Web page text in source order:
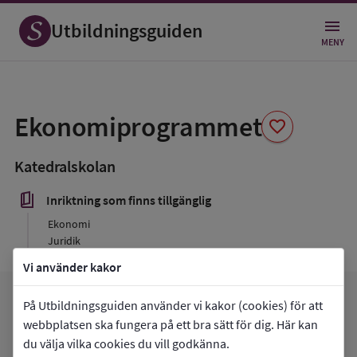
Vi använder kakor
På Utbildningsguiden använder vi kakor (cookies) för att
webbplatsen ska fungera på ett bra sätt för dig. Här kan
du välja vilka cookies du vill godkänna.
Utbildningsguiden MENY
Ekonomiprogrammet favorite
som
favorit
Katedralskolan
book_5 Inriktning som finns tillgänglig
Ekonomi
Juridik
Gå tillKatedralskolanarrow_forward Mina favoriterfavorite